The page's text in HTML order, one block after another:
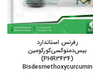
رفرنس استاندارد
بیس‌دمتوکسی‌کورکومین
(PHR3434)
Bisdesmethoxycurcumin